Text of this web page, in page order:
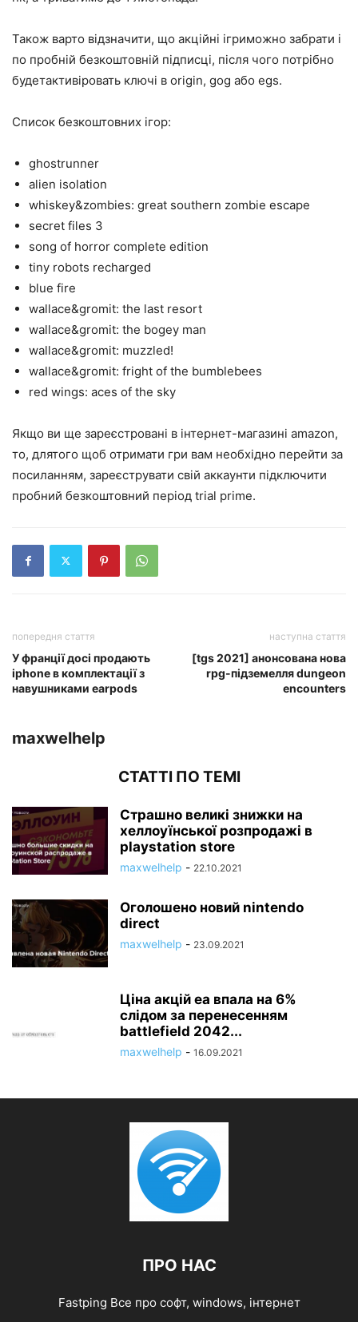
Також варто відзначити, що акційні ігриможно забрати і
по пробній безкоштовній підписці, після чого потрібно
будетактивіровать ключі в origin, gog або egs.
Список безкоштовних ігор:
ghostrunner
alien isolation
whiskey&zombies: great southern zombie escape
secret files 3
song of horror complete edition
tiny robots recharged
blue fire
wallace&gromit: the last resort
wallace&gromit: the bogey man
wallace&gromit: muzzled!
wallace&gromit: fright of the bumblebees
red wings: aces of the sky
Якщо ви ще зареєстровані в інтернет-магазині amazon,
то, длятого щоб отримати гри вам необхідно перейти за
посиланням, зареєструвати свій аккаунти підключити
пробний безкоштовний період trial prime.
попередня стаття
У франції досі продають
iphone в комплектації з
навушниками earpods
наступна стаття
[tgs 2021] анонсована нова
rpg-підземелля dungeon
encounters
maxwelhelp
СТАТТІ ПО ТЕМІ
Страшно великі знижки на
хеллоуїнської розпродажі в
playstation store
maxwelhelp - 22.10.2021
Оголошено новий nintendo
direct
maxwelhelp - 23.09.2021
Ціна акцій ea впала на 6%
слідом за перенесенням
battlefield 2042...
maxwelhelp - 16.09.2021
ПРО НАС
Fastping Все про софт, windows, інтернет